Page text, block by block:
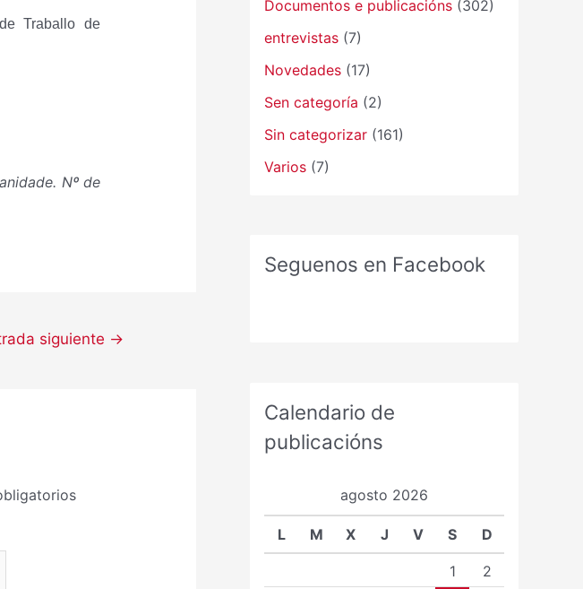
Traballo de
Nº de
siguiente →
Documentos e publicacións (302)
entrevistas (7)
Novedades (17)
Sen categoría (2)
Sin categorizar (161)
Varios (7)
Seguenos en Facebook
Calendario de
publicacións
agosto 2026
L M X J V S D
1
2